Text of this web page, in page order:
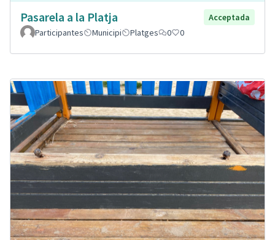
Pasarela a la Platja
Acceptada
Participantes
Municipi Platges 0 0